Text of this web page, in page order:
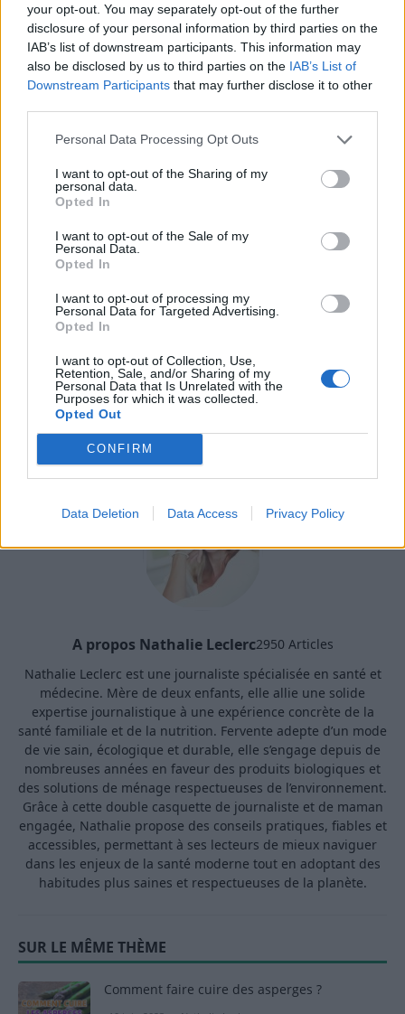
your opt-out. You may separately opt-out of the further
disclosure of your personal information by third parties on the
IAB’s list of downstream participants. This information may
also be disclosed by us to third parties on the IAB’s List of
Downstream Participants that may further disclose it to other
Personal Data Processing Opt Outs
I want to opt-out of the Sharing of my
personal data.
Opted In
I want to opt-out of the Sale of my
Personal Data.
Opted In
I want to opt-out of processing my
Personal Data for Targeted Advertising.
Opted In
I want to opt-out of Collection, Use,
Retention, Sale, and/or Sharing of my
Personal Data that Is Unrelated with the
Purposes for which it was collected.
Opted Out
CONFIRM
Data Deletion Data Access Privacy Policy
Autres astuces
Associer avec de la vitamine C :Pour faciliter
l’absorption du fer contenu dans les épinards,
essayez d’inclure desaliments riches en
vitamine Cdans votre repas. Un filet de jus de
en accompagnement peuvent être de bonnes
options.
Crème fraîche et lait :L’utilisation de la crème
fraîche et du lait dans cette recette n’est pas
seulement délicieuse, elle aide aussi à
l’absorption des vitamines liposolubles présentes
dans les épinards, comme les vitamines A et K.
Dites-nous en commentaire si vous avez apprécié
cette recette.
A propos Nathalie Leclerc2950 Articles
Nathalie Leclerc est une journaliste spécialisée en santé et
médecine. Mère de deux enfants, elle allie une solide
expertise journalistique à une expérience concrète de la
santé familiale et de la nutrition. Fervente adepte d’un mode
de vie sain, écologique et durable, elle s’engage depuis de
nombreuses années en faveur des produits biologiques et
des solutions de ménage respectueuses de l’environnement.
Grâce à cette double casquette de journaliste et de maman
engagée, Nathalie propose des conseils pratiques, fiables et
accessibles, permettant à ses lecteurs de mieux naviguer
dans les enjeux de la santé moderne tout en adoptant des
habitudes plus saines et respectueuses de la planète.
SUR LE MÊME THÈME
Comment faire cuire des asperges ?